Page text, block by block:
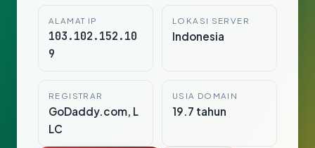
ALAMAT IP
103.102.152.10
9
LOKASI SERVER
Indonesia
REGISTRAR
GoDaddy.com, L
LC
USIA DOMAIN
19.7 tahun